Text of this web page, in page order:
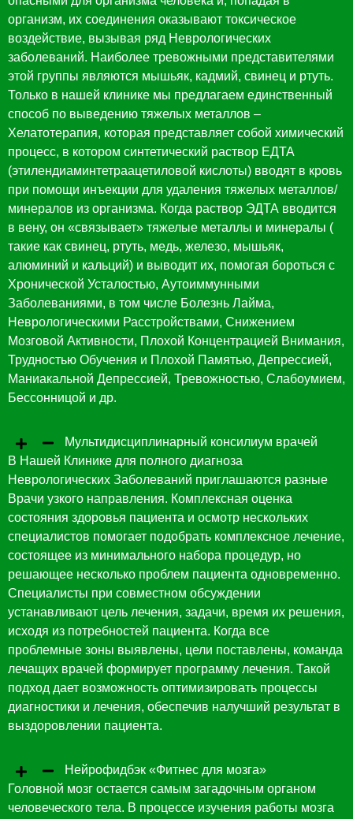
организм, их соединения оказывают токсическое
воздействие, вызывая ряд Неврологических
заболеваний. Наиболее тревожными представителями
этой группы являются мышьяк, кадмий, свинец и ртуть.
Только в нашей клинике мы предлагаем единственный
способ по выведению тяжелых металлов –
Хелатотерапия, которая представляет собой химический
процесс, в котором синтетический раствор ЕДТА
(этилендиаминтетраацетиловой кислоты) вводят в кровь
при помощи инъекции для удаления тяжелых металлов/
минералов из организма. Когда раствор ЭДТА вводится
в вену, он «связывает» тяжелые металлы и минералы (
такие как свинец, ртуть, медь, железо, мышьяк,
алюминий и кальций) и выводит их, помогая бороться с
Хронической Усталостью, Аутоиммунными
Заболеваниями, в том числе Болезнь Лайма,
Неврологическими Расстройствами, Снижением
Мозговой Активности, Плохой Концентрацией Внимания,
Трудностью Обучения и Плохой Памятью, Депрессией,
Маниакальной Депрессией, Тревожностью, Слабоумием,
Бессонницой и др.
Мультидисциплинарный консилиум врачей
В Нашей Клинике для полного диагноза
Неврологических Заболеваний приглашаются разные
Врачи узкого направления. Комплексная оценка
состояния здоровья пациента и осмотр нескольких
специалистов помогает подобрать комплексное лечение,
состоящее из минимального набора процедур, но
решающее несколько проблем пациента одновременно.
Специалисты при совместном обсуждении
устанавливают цель лечения, задачи, время их решения,
исходя из потребностей пациента. Когда все
проблемные зоны выявлены, цели поставлены, команда
лечащих врачей формирует программу лечения. Такой
подход дает возможность оптимизировать процессы
диагностики и лечения, обеспечив налучший результат в
выздоровлении пациента.
Нейрофидбэк «Фитнес для мозга»
Головной мозг остается самым загадочным органом
человеческого тела. В процессе изучения работы мозга